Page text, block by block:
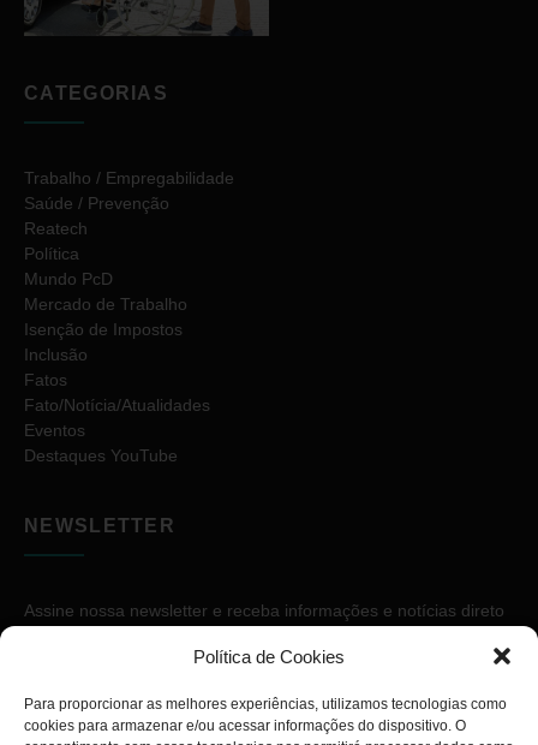
Política de Cookies
Para proporcionar as melhores experiências, utilizamos tecnologias como
cookies para armazenar e/ou acessar informações do dispositivo. O
CATEGORIAS
Trabalho / Empregabilidade
Saúde / Prevenção
Reatech
Política
Mundo PcD
Mercado de Trabalho
Isenção de Impostos
Inclusão
Fatos
Fato/Notícia/Atualidades
Eventos
Destaques YouTube
NEWSLETTER
Assine nossa newsletter e receba informações e notícias direto